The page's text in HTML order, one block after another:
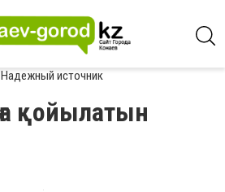
Надежный источник
қойылатын